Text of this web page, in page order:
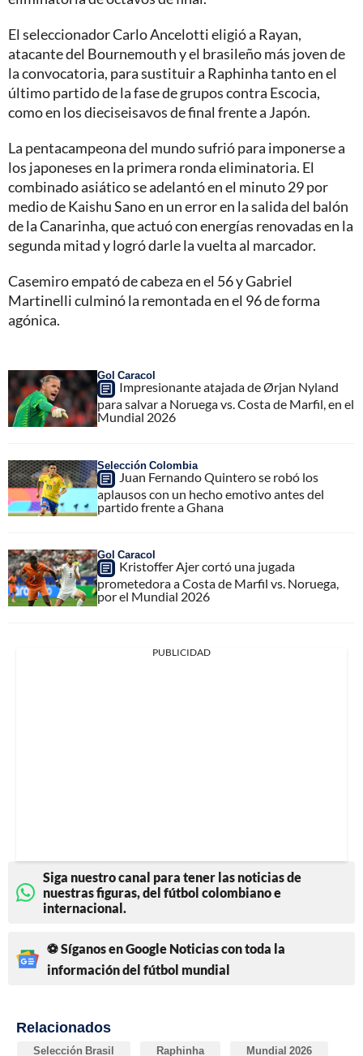
El seleccionador Carlo Ancelotti eligió a Rayan,
atacante del Bournemouth y el brasileño más joven de
la convocatoria, para sustituir a Raphinha tanto en el
último partido de la fase de grupos contra Escocia,
como en los dieciseisavos de final frente a Japón.
La pentacampeona del mundo sufrió para imponerse a
los japoneses en la primera ronda eliminatoria. El
combinado asiático se adelantó en el minuto 29 por
medio de Kaishu Sano en un error en la salida del balón
de la Canarinha, que actuó con energías renovadas en la
segunda mitad y logró darle la vuelta al marcador.
Casemiro empató de cabeza en el 56 y Gabriel
Martinelli culminó la remontada en el 96 de forma
agónica.
Gol Caracol
Impresionante atajada de Ørjan Nyland
para salvar a Noruega vs. Costa de Marfil, en el
Mundial 2026
Selección Colombia
Juan Fernando Quintero se robó los
aplausos con un hecho emotivo antes del
partido frente a Ghana
Gol Caracol
Kristoffer Ajer cortó una jugada
prometedora a Costa de Marfil vs. Noruega,
por el Mundial 2026
PUBLICIDAD
Siga nuestro canal para tener las noticias de
nuestras figuras, del fútbol colombiano e
internacional.
⚽ Síganos en Google Noticias con toda la
información del fútbol mundial
Relacionados
Selección Brasil Raphinha Mundial 2026